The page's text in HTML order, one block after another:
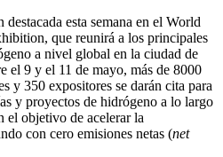
esta semana en el World
que reunirá a los principales
a nivel global en la ciudad de
el 9 y el 11 de mayo, más de 8000
y 350 expositores se darán cita para
y proyectos de hidrógeno a lo largo
el objetivo de acelerar la
con cero emisiones netas (net